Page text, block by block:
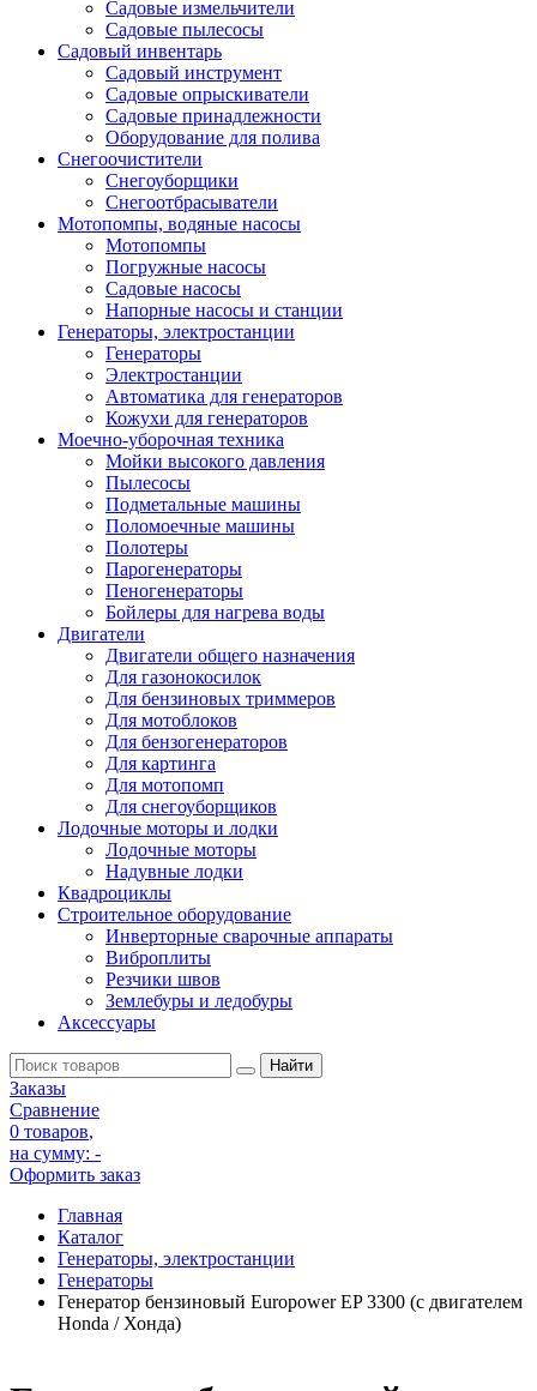
Садовые измельчители
Садовые пылесосы
Садовый инвентарь
Садовый инструмент
Садовые опрыскиватели
Садовые принадлежности
Оборудование для полива
Снегоочистители
Снегоуборщики
Снегоотбрасыватели
Мотопомпы, водяные насосы
Мотопомпы
Погружные насосы
Садовые насосы
Напорные насосы и станции
Генераторы, электростанции
Генераторы
Электростанции
Автоматика для генераторов
Кожухи для генераторов
Моечно-уборочная техника
Мойки высокого давления
Пылесосы
Подметальные машины
Поломоечные машины
Полотеры
Парогенераторы
Пеногенераторы
Бойлеры для нагрева воды
Двигатели
Двигатели общего назначения
Для газонокосилок
Для бензиновых триммеров
Для мотоблоков
Для бензогенераторов
Для картинга
Для мотопомп
Для снегоуборщиков
Лодочные моторы и лодки
Лодочные моторы
Надувные лодки
Квадроциклы
Строительное оборудование
Инверторные сварочные аппараты
Виброплиты
Резчики швов
Землебуры и ледобуры
Аксессуары
Заказы
Сравнение
0 товаров,
на сумму: -
Оформить заказ
Главная
Каталог
Генераторы, электростанции
Генераторы
Генератор бензиновый Europower EP 3300 (c двигателем
Honda / Хонда)